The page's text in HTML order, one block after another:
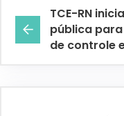
TCE-RN
pública
de controle